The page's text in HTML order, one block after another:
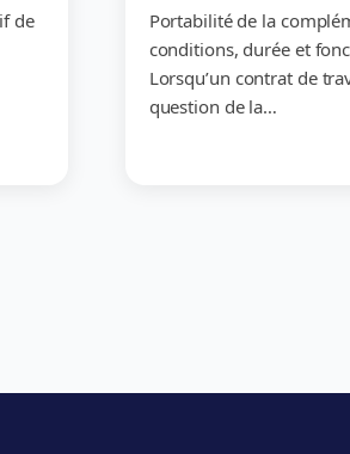
de
Portabilité de la
conditions, durée et
Lorsqu’un contrat de
question de la…